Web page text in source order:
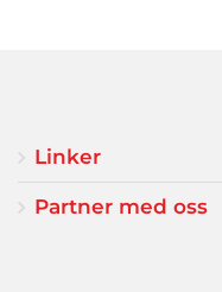
Linker
Partner med oss